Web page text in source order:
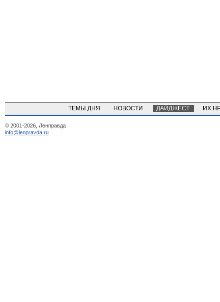
ТЕМЫ ДНЯ НОВОСТИ ДАЙДЖЕСТ ИХ
© 2001-2026, Ленправда
info@lenpravda.ru